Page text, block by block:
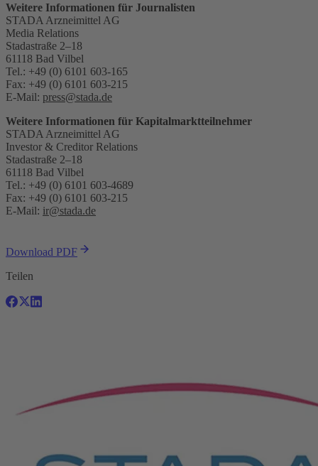
Weitere Informationen für Journalisten
STADA Arzneimittel AG
Media Relations
Stadastraße 2–18
61118 Bad Vilbel
Tel.: +49 (0) 6101 603-165
Fax: +49 (0) 6101 603-215
E-Mail: press@stada.de
Weitere Informationen für Kapitalmarktteilnehmer
STADA Arzneimittel AG
Investor & Creditor Relations
Stadastraße 2–18
61118 Bad Vilbel
Tel.: +49 (0) 6101 603-4689
Fax: +49 (0) 6101 603-215
E-Mail: ir@stada.de
Download PDF
Teilen